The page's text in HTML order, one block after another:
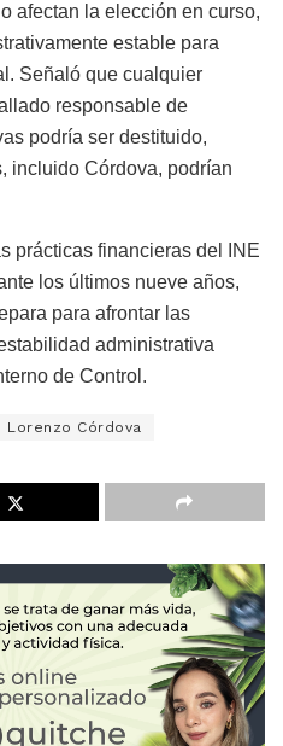
afectan la elección en curso,
estable para
Señaló que cualquier
responsable de
podría ser destituido,
incluido Córdova, podrían
prácticas financieras del INE
los últimos nueve años,
para afrontar las
administrativa
de Control.
Lorenzo Córdova